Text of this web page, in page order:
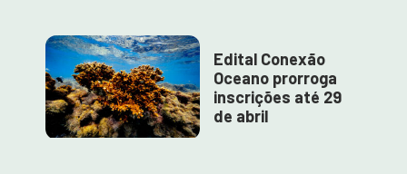
Edital Conexão
Oceano prorroga
inscrições até 29
de abril